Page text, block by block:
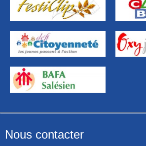
Nous contacter